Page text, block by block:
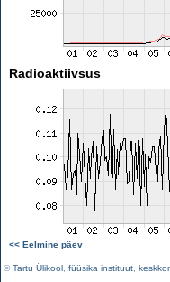
Radioaktiivsus
<< Eelmine päev
©Tartu Ülikool füüsika instituut